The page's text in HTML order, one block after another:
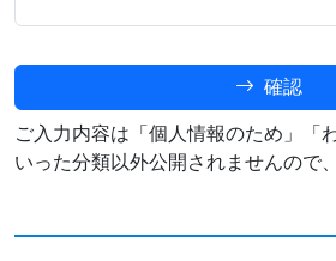
確認
ご入力内容は「個人情報のため」「
いった分類以外公開されませんので